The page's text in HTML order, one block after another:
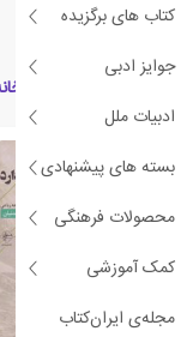
کتاب های برگزیده
جوایز ادبی
ادبیات ملل
بسته های پیشنهادی
محصولات فرهنگی
کمک آموزشی
مجله‌ی ایران‌کتاب
کتاب های مرتبط با
ی
ش
ن
ه
ا
د
و
ی
ژ